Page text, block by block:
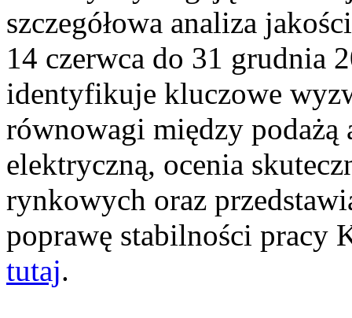
szczegółowa analiza
14 czerwca do 31 grudnia
identyfikuje kluczowe
równowagi między podażą
elektryczną, ocenia
rynkowych oraz
poprawę stabilności pracy
tutaj.